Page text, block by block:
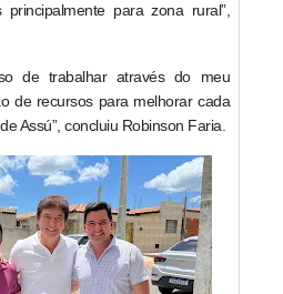
para zona rural”,
de trabalhar através do meu
de recursos para melhorar cada
Assú”, concluiu Robinson Faria.